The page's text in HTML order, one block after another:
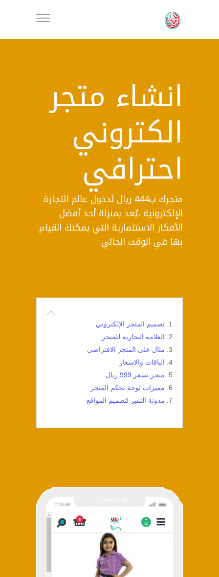
انشاء متجر
الكتروني
احترافي
متجرك ب444 ريال لدخول عالم التجارة
الإلكترونية ،يُعد بمنزلة أحد أفضل
الأفكار الاستثمارية التي يمكنك القيام
بها في الوقت الحالي.
تصميم المتجر الإلكتروني
العلامة التجارية للمتجر
مثال على المتجر الافتراضي
الباقات والاسعار
متجر بسعر 999 ريال
مميزات لوحة تحكم المتجر
مدونة التميز لتصميم المواقع